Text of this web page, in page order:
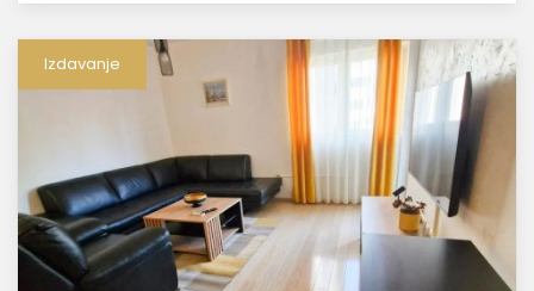
Izdavanje